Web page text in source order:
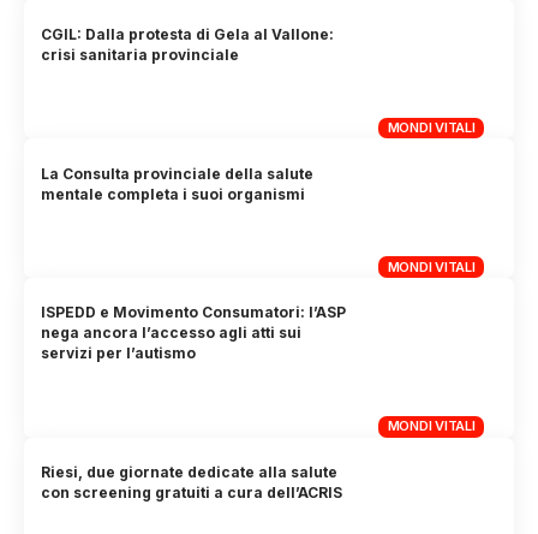
MONDI VITALI
CGIL: Dalla protesta di Gela al Vallone:
crisi sanitaria provinciale
MONDI VITALI
La Consulta provinciale della salute
mentale completa i suoi organismi
MONDI VITALI
ISPEDD e Movimento Consumatori: l’ASP
nega ancora l’accesso agli atti sui
servizi per l’autismo
Riesi, due giornate dedicate alla salute
con screening gratuiti a cura dell’ACRIS